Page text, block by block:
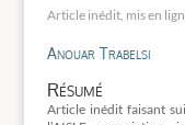
Anouar Trabelsi
Résumé
Article inédit faisant